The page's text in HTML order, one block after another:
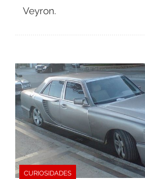
Veyron.
CURIOSIDADES